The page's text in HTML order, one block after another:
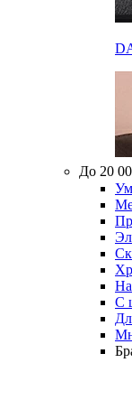
До 20
На
С